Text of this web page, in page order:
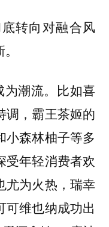
转向对融合风
为潮流。比如喜
调，霸王茶姬的
小森林柚子等多
受年轻消费者欢
尤为火热，瑞幸
可维也纳成功出